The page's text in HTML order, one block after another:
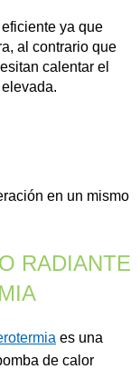
ya que
al contrario que
calentar el
en un mismo
RADIANTE
es una
de calor